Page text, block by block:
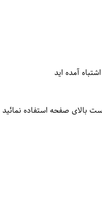
آمده اید
بالای صفحه استفاده نمائید